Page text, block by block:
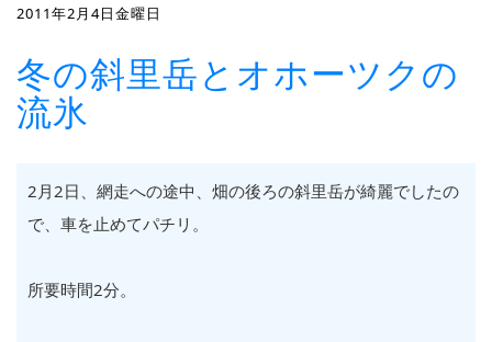
2011年2月4日金曜日
冬の斜里岳とオホーツクの
流氷
2月2日、網走への途中、畑の後ろの斜里岳が綺麗でしたの
で、車を止めてパチリ。
所要時間2分。